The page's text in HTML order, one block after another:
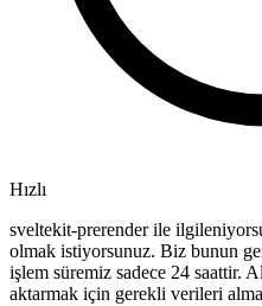
Hızlı
sveltekit-prerender ile
olmak istiyorsunuz. Biz bunun
işlem süremiz sadece 24 saattir.
aktarmak için gerekli verileri